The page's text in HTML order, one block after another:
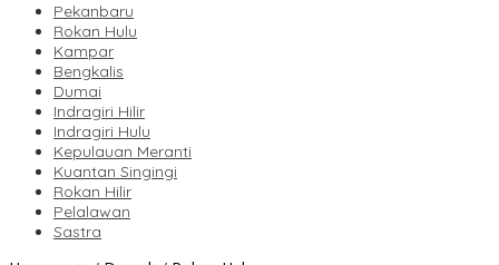
Pekanbaru
Rokan Hulu
Kampar
Bengkalis
Dumai
Indragiri Hilir
Indragiri Hulu
Kepulauan Meranti
Kuantan Singingi
Rokan Hilir
Pelalawan
Sastra